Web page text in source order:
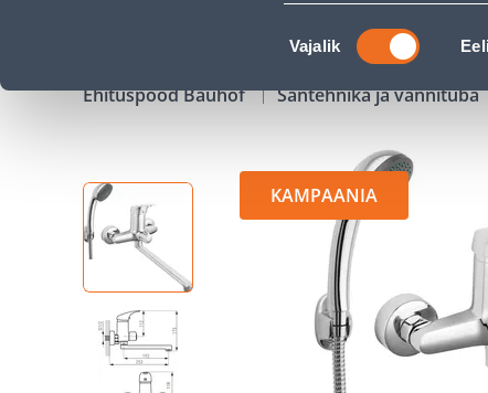
Nõusoleku
valik
Vajalik
KAMPAANIAD
Ehituspood Bauhof Santehnika ja vannituba
KAMPAANIA